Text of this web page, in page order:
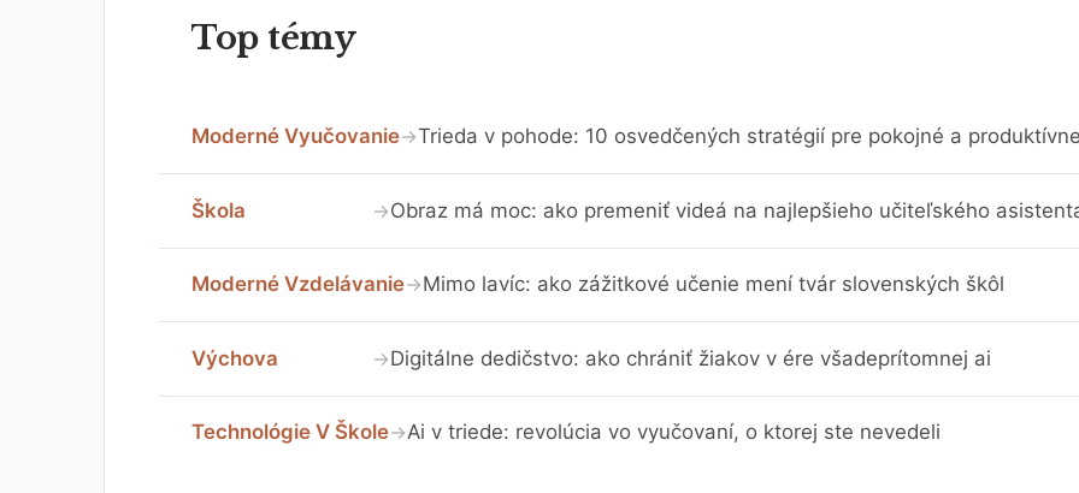
Top témy
Moderné Vyučovanie→Trieda v pohode: 10 osvedčených stratégií pre pokojné a
Škola →Obraz má moc: ako premeniť videá na najlepšieho učiteľského
Moderné Vzdelávanie→Mimo lavíc: ako zážitkové učenie mení tvár slovenských škôl
Výchova →Digitálne dedičstvo: ako chrániť žiakov v ére všadeprítomnej ai
Technológie V Škole→Ai v triede: revolúcia vo vyučovaní, o ktorej ste nevedeli